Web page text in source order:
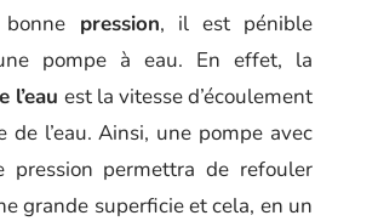
pression, il est pénible
pompe à eau. En effet, la
l’eau est la vitesse d’écoulement
de l’eau. Ainsi, une pompe avec
pression permettra de refouler
grande superficie et cela, en un